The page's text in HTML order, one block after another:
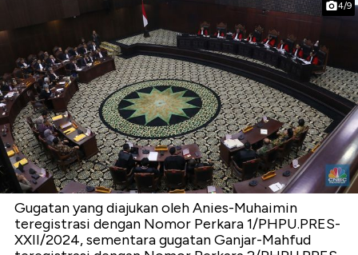
4/9
Gugatan yang diajukan oleh Anies-Muhaimin
teregistrasi dengan Nomor Perkara 1/PHPU.PRES-
XXII/2024, sementara gugatan Ganjar-Mahfud